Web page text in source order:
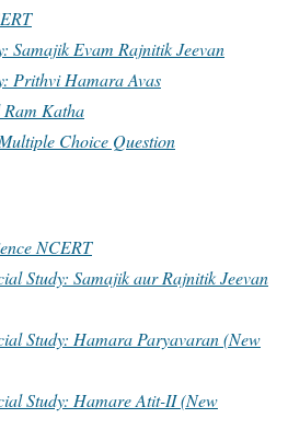
Samajik Evam Rajnitik Jeevan
Prithvi Hamara Avas
Katha
Choice Question
NCERT
Study: Samajik aur Rajnitik Jeevan
Study: Hamara Paryavaran (New
Study: Hamare Atit-II (New